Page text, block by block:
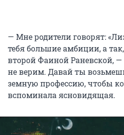
— Мне родители говорят:
тебя большие амбиции, а
второй Фаиной Раневской,
не верим. Давай ты
земную профессию, чтобы
вспоминала ясновидящая.